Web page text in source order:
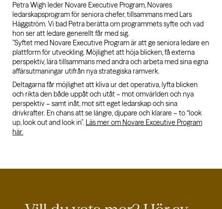
Petra Wigh leder Novare Executive Program, Novares
ledarskapsprogram för seniora chefer, tillsammans med Lars
Häggström. Vi bad Petra berätta om programmets syfte och vad
hon ser att ledare generellt får med sig.
”Syftet med Novare Executive Program är att ge seniora ledare en
plattform för utveckling. Möjlighet att höja blicken, få externa
perspektiv, lära tillsammans med andra och arbeta med sina egna
affärsutmaningar utifrån nya strategiska ramverk.
Deltagarna får möjlighet att kliva ur det operativa, lyfta blicken
och rikta den både uppåt och utåt – mot omvärlden och nya
perspektiv – samt inåt, mot sitt eget ledarskap och sina
drivkrafter. En chans att se längre, djupare och klarare – to “look
up, look out and look in”. Läs mer om Novare Exceutive Program
här.